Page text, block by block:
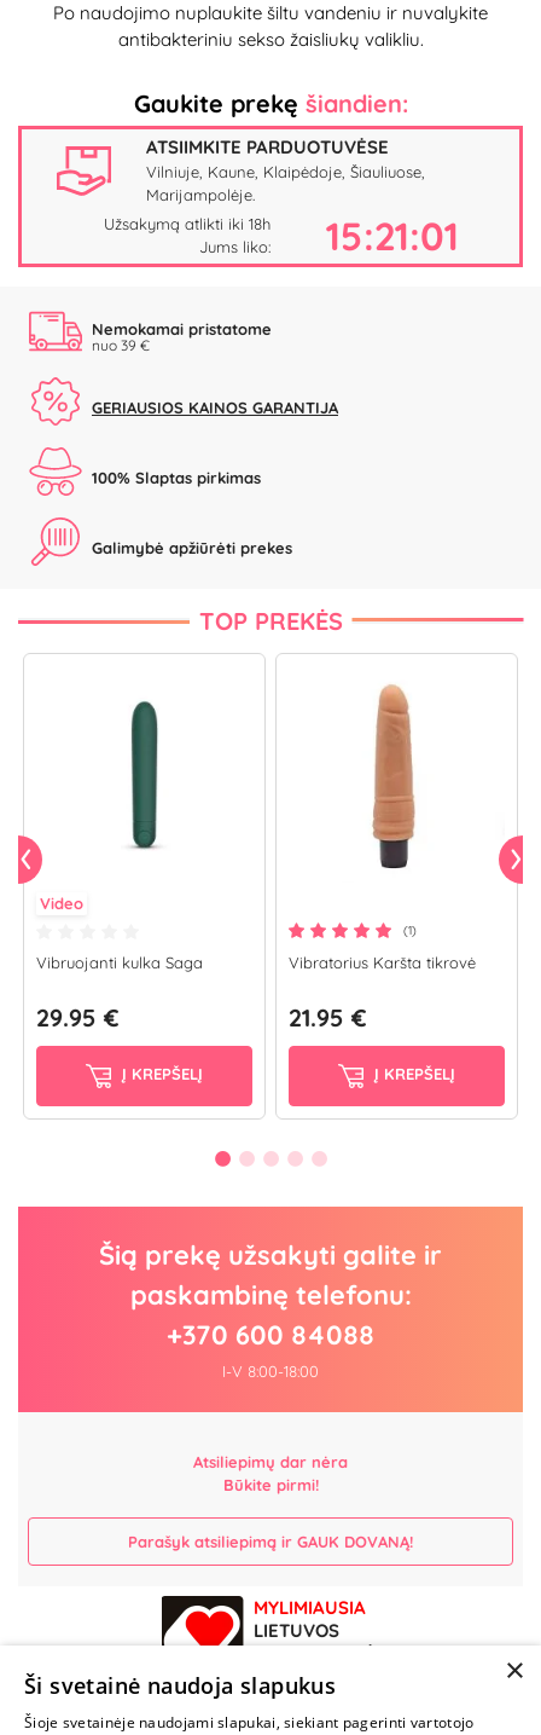
Po naudojimo nuplaukite šiltu vandeniu ir nuvalykite
antibakteriniu sekso žaisliukų valikliu.
Gaukite prekę šiandien:
ATSIIMKITE PARDUOTUVĖSE
Vilniuje, Kaune, Klaipėdoje, Šiauliuose,
Marijampolėje.
Užsakymą atlikti iki 18h
Jums liko:
15:21:00
Nemokamai pristatome
nuo 39 €
GERIAUSIOS KAINOS GARANTIJA
100% Slaptas pirkimas
Galimybė apžiūrėti prekes
TOP PREKĖS
Video
Vibruojanti kulka Saga
29.95 €
Į KREPŠELĮ
(1)
Vibratorius Karšta tikrovė
21.95 €
Į KREPŠELĮ
Šią prekę užsakyti galite ir
paskambinę telefonu:
+370 600 84088
I-V 8:00-18:00
Atsiliepimų dar nėra
Būkite pirmi!
Parašyk atsiliepimą ir GAUK DOVANĄ!
MYLIMIAUSIA
LIETUVOS
PARDUOTUVĖ
×
Ši svetainė naudoja slapukus
Šioje svetainėje naudojami slapukai, siekiant pagerinti vartotojo